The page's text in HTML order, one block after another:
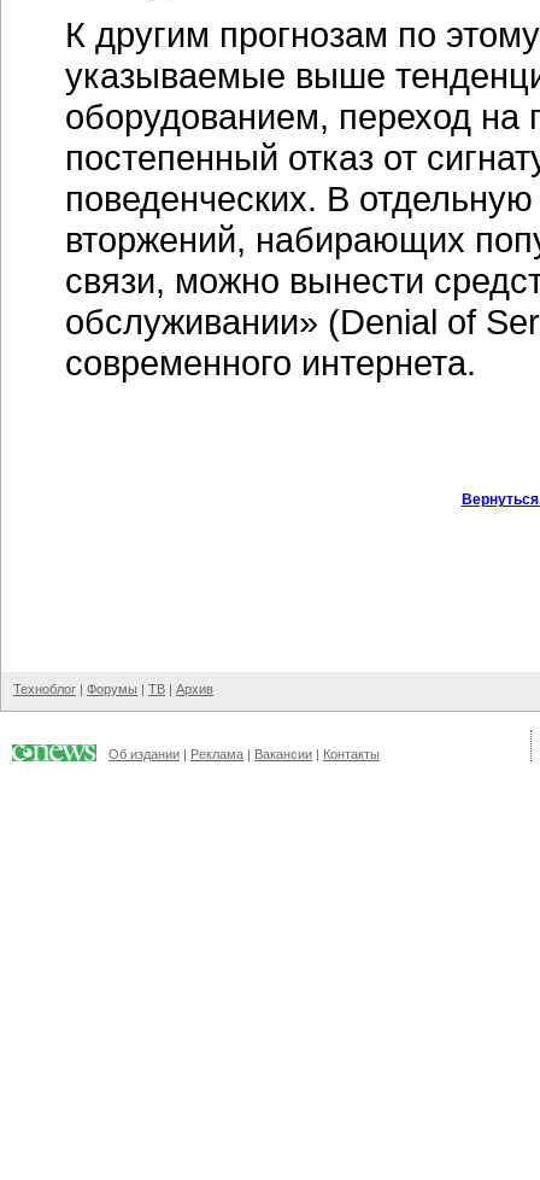
К другим прогнозам по
указываемые выше
оборудованием, переход на
постепенный отказ от
поведенческих. В
вторжений, набирающих
связи, можно вынести
обслуживании» (Denial of
современного интернета.
Техноблог | Форумы | ТВ | Архив
Об издании | Реклама | Вакансии | Контакты